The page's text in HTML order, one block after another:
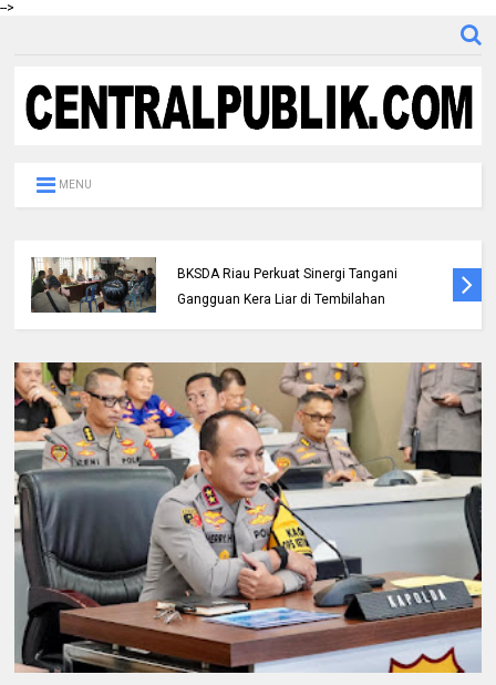
-->
MENU
BKSDA Riau Perkuat Sinergi Tangani
Gangguan Kera Liar di Tembilahan